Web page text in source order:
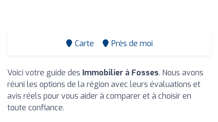
Carte Près de moi
Voici votre guide des Immobilier à Fosses. Nous avons
réuni les options de la région avec leurs évaluations et
avis réels pour vous aider à comparer et à choisir en
toute confiance.